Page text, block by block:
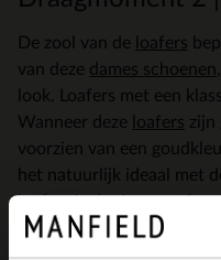
De zool van de loafers
van deze dames schoenen
look. Loafers met een
Wanneer deze
loafers zijn
voorzien van een
het natuurlijk ideaal met
loafersis dat je ze perfect
een felle trui, waardoor
wordt. Bij updressen